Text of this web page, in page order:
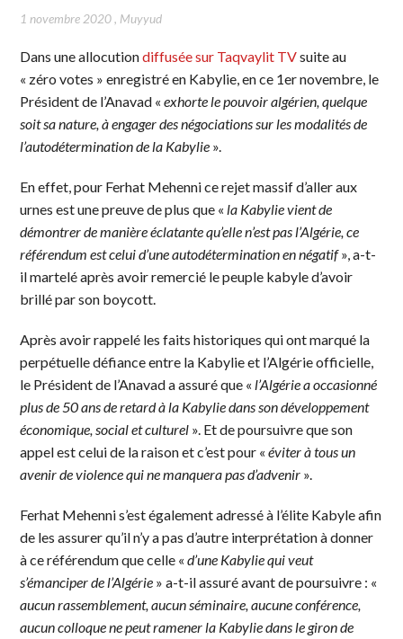
1 novembre 2020, Muyyud
Dans une allocutiondiffusée sur Taqvaylit TVsuite au
« zéro votes » enregistré en Kabylie, en ce 1er novembre, le
Président de l’Anavad «exhorte le pouvoir algérien, quelque
soit sa nature, à engager des négociations sur les modalités de
l’autodétermination de la Kabylie ».
En effet, pour Ferhat Mehenni ce rejet massif d’aller aux
urnes est une preuve de plus que « la Kabylie vient de
démontrer de manière éclatante qu’elle n’est pas l’Algérie, ce
référendum est celui d’une autodétermination en négatif», a-t-
il martelé après avoir remercié le peuple kabyle d’avoir
brillé par son boycott.
Après avoir rappelé les faits historiques qui ont marqué la
perpétuelle défiance entre la Kabylie et l’Algérie officielle,
le Président de l’Anavad a assuré que « l’Algérie a occasionné
plus de 50 ans de retard à la Kabylie dans son développement
économique, social et culturel ». Et de poursuivre que son
appel est celui de la raison et c’est pour «éviter à tous un
avenir de violence qui ne manquera pas d’advenir ».
Ferhat Mehenni s’est également adressé à l’élite Kabyle afin
de les assurer qu’il n’y a pas d’autre interprétation à donner
à ce référendum que celle «d’une Kabylie qui veut
s’émanciper de l’Algérie » a-t-il assuré avant de poursuivre : «
aucun rassemblement, aucun séminaire, aucune conférence,
aucun colloque ne peut ramener la Kabylie dans le giron de